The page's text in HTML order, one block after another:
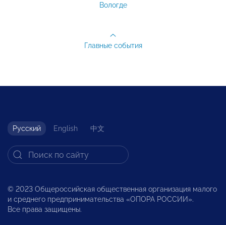
Вологде
Главные события
Русский English 中文
© 2023 Общероссийская общественная организация малого
и среднего предпринимательства «ОПОРА РОССИИ».
Все права защищены.